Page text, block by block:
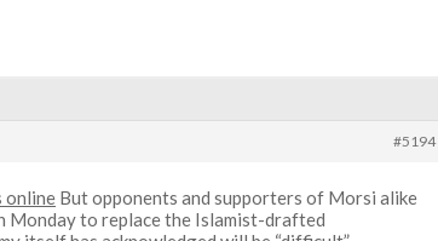
#5194
online But opponents and supporters of Morsi alike
Monday to replace the Islamist-drafted